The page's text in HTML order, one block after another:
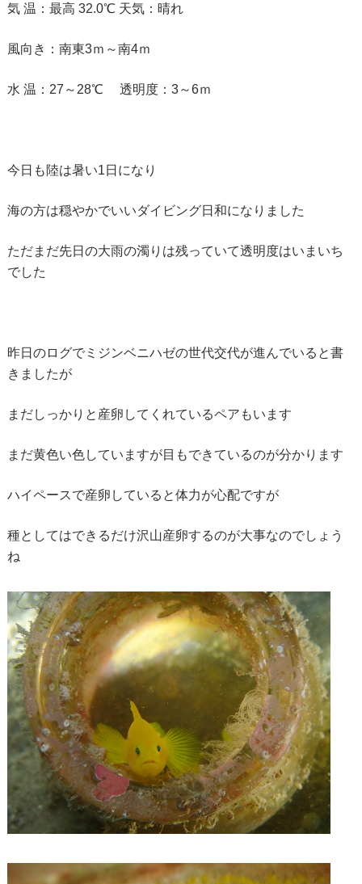
気 温：最高 32.0℃ 天気：晴れ
風向き：南東3ｍ～南4ｍ
水 温：27～28℃ 透明度：3～6ｍ
今日も陸は暑い1日になり
海の方は穏やかでいいダイビング日和になりました
ただまだ先日の大雨の濁りは残っていて透明度はいまいち
でした
昨日のログでミジンベニハゼの世代交代が進んでいると書
きましたが
まだしっかりと産卵してくれているペアもいます
まだ黄色い色していますが目もできているのが分かります
ハイペースで産卵していると体力が心配ですが
種としてはできるだけ沢山産卵するのが大事なのでしょう
ね